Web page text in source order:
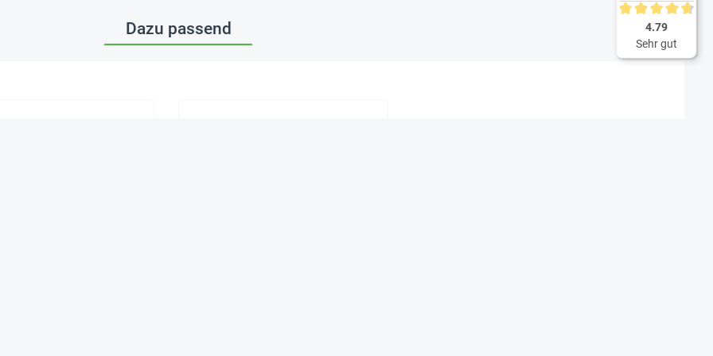
Dazu passend Durchschnittliche
4.79
Sehr gut